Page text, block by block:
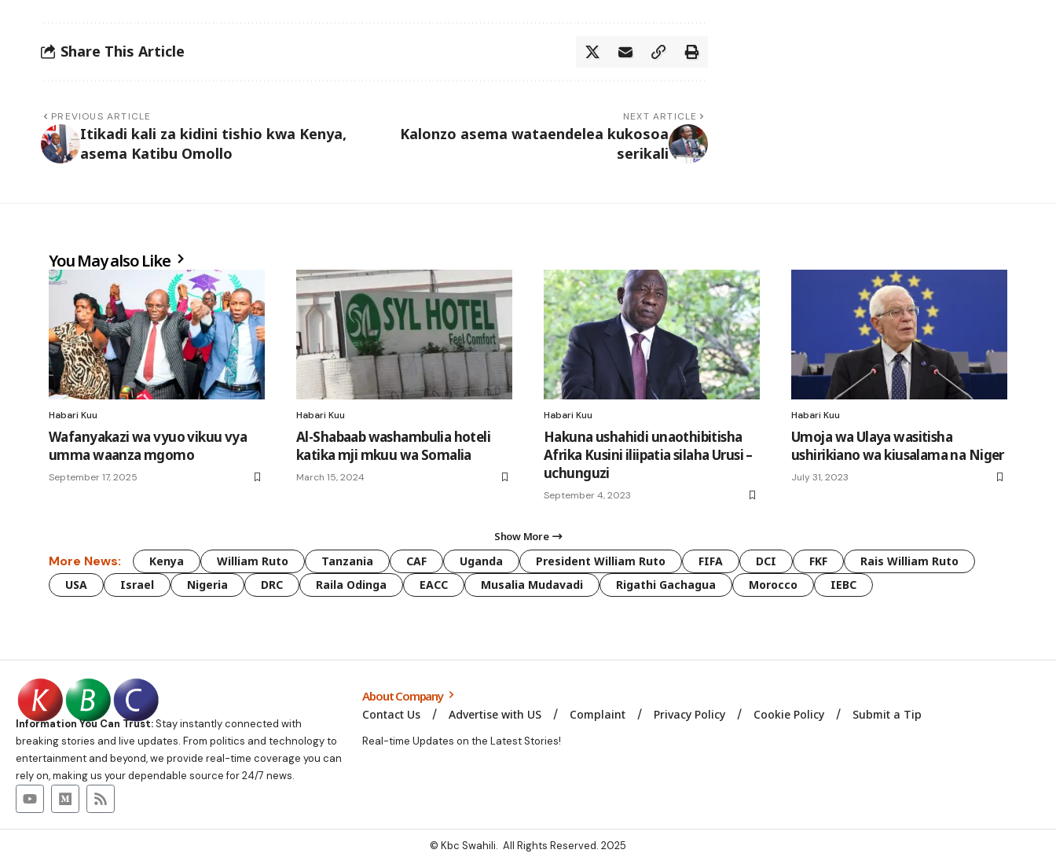
Share This Article
PREVIOUS ARTICLE
Itikadi kali za kidini tishio kwa Kenya,
asema Katibu Omollo
NEXT ARTICLE
Kalonzo asema wataendelea kukosoa
serikali
You May also Like
Habari Kuu
Wafanyakazi wa vyuo vikuu vya
umma waanza mgomo
September 17, 2025
Habari Kuu
Al-Shabaab washambulia hoteli
katika mji mkuu wa Somalia
March 15, 2024
Habari Kuu
Hakuna ushahidi unaothibitisha
Afrika Kusini iliipatia silaha Urusi –
uchunguzi
September 4, 2023
Habari Kuu
Umoja wa Ulaya wasitisha
ushirikiano wa kiusalama na Niger
July 31, 2023
Show More
More News: Kenya William Ruto Tanzania CAF Uganda President William Ruto FIFA DCI FKF
Rais William Ruto
USA
Israel Nigeria DRC Raila Odinga EACC Musalia Mudavadi Rigathi Gachagua Morocco IEBC
Information You Can Trust:Stay instantly connected with
breaking stories and live updates. From politics and technology to
entertainment and beyond, we provide real-time coverage you can
rely on, making us your dependable source for 24/7 news.
About Company
Contact Us Advertise with US Complaint Privacy Policy Cookie Policy Submit a Tip
Real-time Updates on the Latest Stories!
© Kbc Swahili. All Rights Reserved. 2025